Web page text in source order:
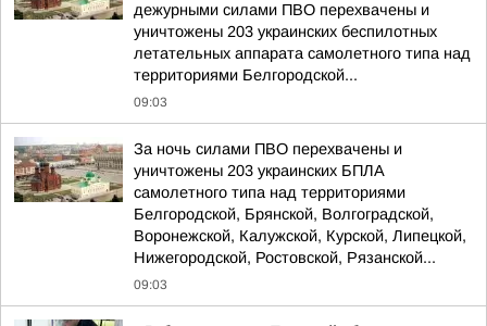
дежурными силами ПВО перехвачены и
уничтожены 203 украинских беспилотных
летательных аппарата самолетного типа над
территориями Белгородской...
09:03
За ночь силами ПВО перехвачены и
уничтожены 203 украинских БПЛА
самолетного типа над территориями
Белгородской, Брянской, Волгоградской,
Воронежской, Калужской, Курской, Липецкой,
Нижегородской, Ростовской, Рязанской...
09:03